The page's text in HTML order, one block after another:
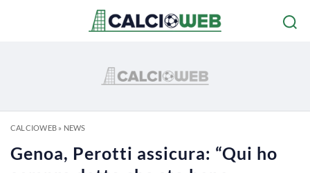
CALCIOWEB» NEWS
Genoa, Perotti assicura: “Qui ho